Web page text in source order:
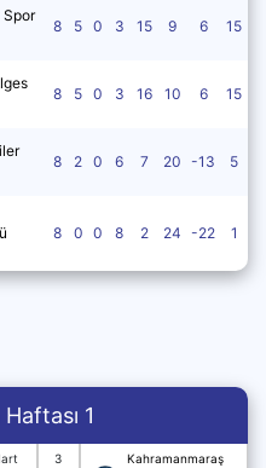
Spor
8 5 0 3 15 9 6 15
8 5 0 3 16 10 6 15
8 2 0 6 7 20 -13 5
8 0 0 8 2 24 -22 1
1
3
Kahramanmaraş